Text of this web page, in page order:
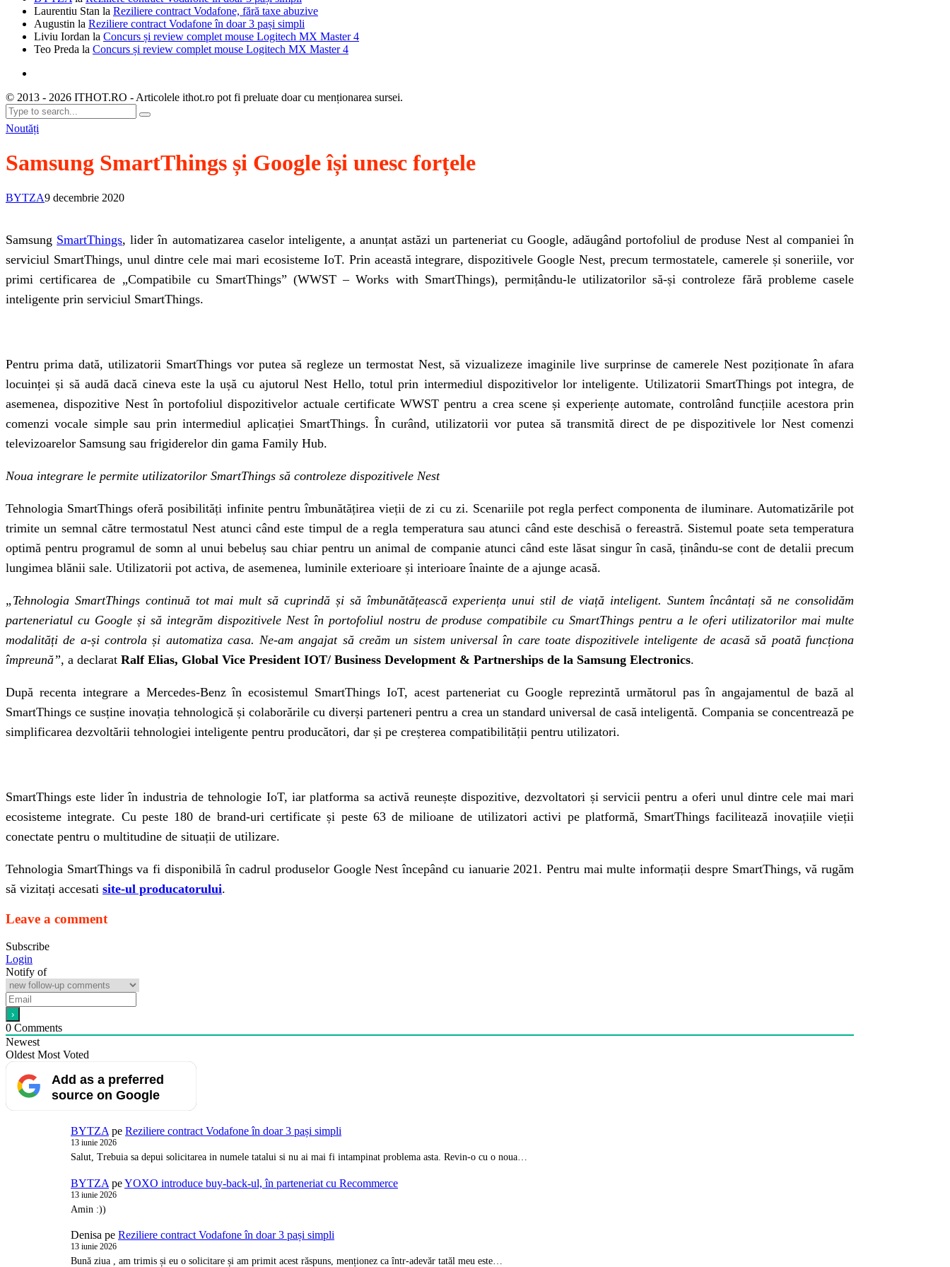
Laurentiu Stan la Reziliere contract Vodafone, fără taxe abuzive
Augustin la Reziliere contract Vodafone în doar 3 pași simpli
Liviu Iordan la Concurs și review complet mouse Logitech MX Master 4
Teo Preda la Concurs și review complet mouse Logitech MX Master 4
© 2013 - 2026 ITHOT.RO - Articolele ithot.ro pot fi preluate doar cu menționarea sursei.
Noutăți
Samsung SmartThings și Google își unesc forțele
BYTZA9 decembrie 2020
Samsung SmartThings, lider în automatizarea caselor inteligente, a anunțat astăzi un parteneriat cu Google, adăugând portofoliul de produse Nest al companiei în
serviciul SmartThings, unul dintre cele mai mari ecosisteme IoT. Prin această integrare, dispozitivele Google Nest, precum termostatele, camerele și soneriile, vor
primi certificarea de „Compatibile cu SmartThings” (WWST – Works with SmartThings), permițându-le utilizatorilor să-și controleze fără probleme casele
inteligente prin serviciul SmartThings.
Pentru prima dată, utilizatorii SmartThings vor putea să regleze un termostat Nest, să vizualizeze imaginile live surprinse de camerele Nest poziționate în afara
locuinței și să audă dacă cineva este la ușă cu ajutorul Nest Hello, totul prin intermediul dispozitivelor lor inteligente. Utilizatorii SmartThings pot integra, de
asemenea, dispozitive Nest în portofoliul dispozitivelor actuale certificate WWST pentru a crea scene și experiențe automate, controlând funcțiile acestora prin
comenzi vocale simple sau prin intermediul aplicației SmartThings. În curând, utilizatorii vor putea să transmită direct de pe dispozitivele lor Nest comenzi
televizoarelor Samsung sau frigiderelor din gama Family Hub.
Noua integrare le permite utilizatorilor SmartThings să controleze dispozitivele Nest
Tehnologia SmartThings oferă posibilități infinite pentru îmbunătățirea vieții de zi cu zi. Scenariile pot regla perfect componenta de iluminare. Automatizările pot
trimite un semnal către termostatul Nest atunci când este timpul de a regla temperatura sau atunci când este deschisă o fereastră. Sistemul poate seta temperatura
optimă pentru programul de somn al unui bebeluș sau chiar pentru un animal de companie atunci când este lăsat singur în casă, ținându-se cont de detalii precum
lungimea blănii sale. Utilizatorii pot activa, de asemenea, luminile exterioare și interioare înainte de a ajunge acasă.
„Tehnologia SmartThings continuă tot mai mult să cuprindă și să îmbunătățească experiența unui stil de viață inteligent. Suntem încântați să ne consolidăm
parteneriatul cu Google și să integrăm dispozitivele Nest în portofoliul nostru de produse compatibile cu SmartThings pentru a le oferi utilizatorilor mai multe
modalități de a-și controla și automatiza casa. Ne-am angajat să creăm un sistem universal în care toate dispozitivele inteligente de acasă să poată funcționa
împreună”, a declarat Ralf Elias, Global Vice President IOT/ Business Development & Partnerships de la Samsung Electronics.
După recenta integrare a Mercedes-Benz în ecosistemul SmartThings IoT, acest parteneriat cu Google reprezintă următorul pas în angajamentul de bază al
SmartThings ce susține inovația tehnologică și colaborările cu diverși parteneri pentru a crea un standard universal de casă inteligentă. Compania se concentrează pe
simplificarea dezvoltării tehnologiei inteligente pentru producători, dar și pe creșterea compatibilității pentru utilizatori.
SmartThings este lider în industria de tehnologie IoT, iar platforma sa activă reunește dispozitive, dezvoltatori și servicii pentru a oferi unul dintre cele mai mari
ecosisteme integrate. Cu peste 180 de brand-uri certificate și peste 63 de milioane de utilizatori activi pe platformă, SmartThings facilitează inovațiile vieții
conectate pentru o multitudine de situații de utilizare.
Tehnologia SmartThings va fi disponibilă în cadrul produselor Google Nest începând cu ianuarie 2021. Pentru mai multe informații despre SmartThings, vă rugăm
să vizitați accesati site-ul producatorului.
Leave a comment
Subscribe
Login
Notify of
0 Comments
Newest
Oldest Most Voted
Add as a preferred
source on Google
BYTZA pe Reziliere contract Vodafone în doar 3 pași simpli
13 iunie 2026
Salut, Trebuia sa depui solicitarea in numele tatalui si nu ai mai fi intampinat problema asta. Revin-o cu o noua…
BYTZA peYOXO introduce buy-back-ul, în parteneriat cu Recommerce
13 iunie 2026
Amin :))
Denisa pe Reziliere contract Vodafone în doar 3 pași simpli
13 iunie 2026
Bună ziua , am trimis și eu o solicitare și am primit acest răspuns, menționez ca într-adevăr tatăl meu este…